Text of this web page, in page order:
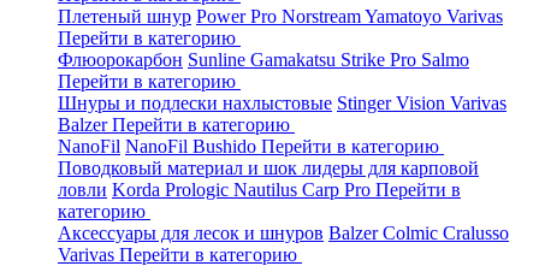
Плетеный шнур Power Pro NorstreamYamatoyo Varivas
Перейти в категорию
Флюорокарбон Sunline Gamakatsu Strike Pro Salmo
Перейти в категорию
Шнуры и подлески нахлыстовые StingerVision Varivas
BalzerПерейти в категорию
NanoFil NanoFil Bushido Перейти в категорию
Поводковый материал и шок лидеры для карповой
ловли Korda Prologic Nautilus Carp Pro Перейти в
категорию
Аксессуары для лесок и шнуров BalzerColmic Cralusso
Varivas Перейти в категорию